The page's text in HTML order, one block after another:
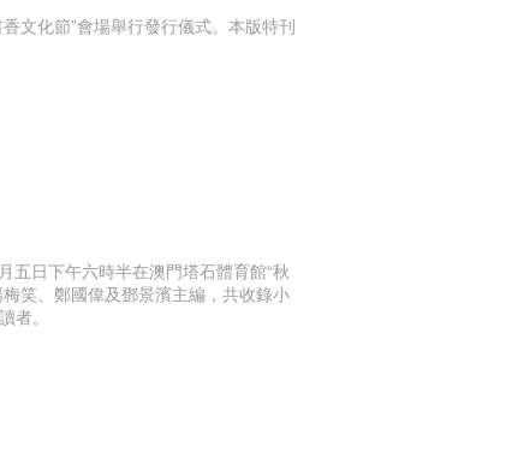
文化節”會場舉行發行儀式。本版特刊
日下午六時半在澳門塔石體育館“秋
笑、鄭國偉及鄧景濱主編，共收錄小
者。